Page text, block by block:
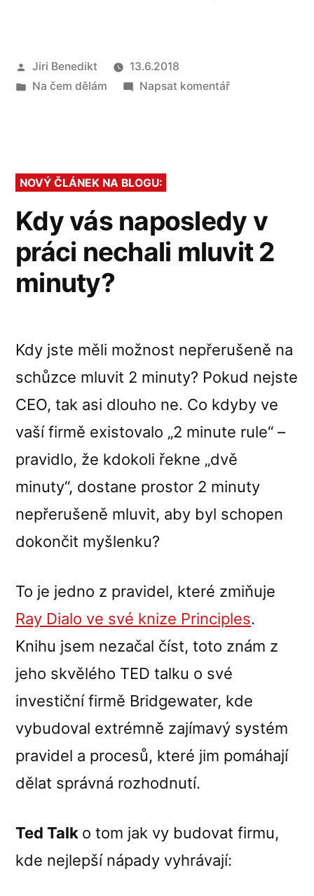
Autor
Jiri Benedikt
13.6.2018
Publikováno
Na čem dělám Napsat komentářpro
NOVÝ ČLÁNEK NA BLOGU:
Kdy vás naposledy v
práci nechali mluvit 2
minuty?
Kdy jste měli možnost nepřerušeně na
schůzce mluvit 2 minuty? Pokud nejste
CEO, tak asi dlouho ne. Co kdyby ve
vaší firmě existovalo „2 minute rule“ –
pravidlo, že kdokoli řekne „dvě
minuty“, dostane prostor 2 minuty
nepřerušeně mluvit, aby byl schopen
dokončit myšlenku?
To je jedno z pravidel, které zmiňuje
Ray Dialo ve své knize Principles.
Knihu jsem nezačal číst, toto znám z
jeho skvělého TED talku o své
investiční firmě Bridgewater, kde
vybudoval extrémně zajímavý systém
pravidel a procesů, které jim pomáhají
dělat správná rozhodnutí.
Ted Talk o tom jak vy budovat firmu,
kde nejlepší nápady vyhrávají: